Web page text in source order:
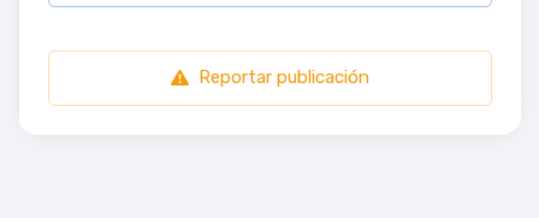
Reportar publicación